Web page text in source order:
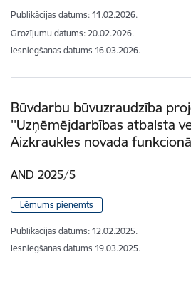
Publikācijas datums: 11.02.2026.
Grozījumu datums: 20.02.2026.
Iesniegšanas datums 16.03.2026.
Būvdarbu būvuzraudzība
''Uzņēmējdarbības atbalsta
Aizkraukles novada
AND 2025/5
Lēmums pieņemts
Publikācijas datums: 12.02.2025.
Iesniegšanas datums 19.03.2025.